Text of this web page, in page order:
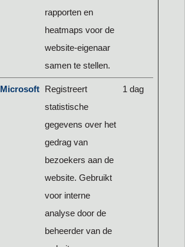
rapporten en
heatmaps voor de
website-eigenaar
samen te stellen.
Microsoft Registreert
statistische
gegevens over het
gedrag van
bezoekers aan de
website. Gebruikt
voor interne
analyse door de
beheerder van de
1 dag